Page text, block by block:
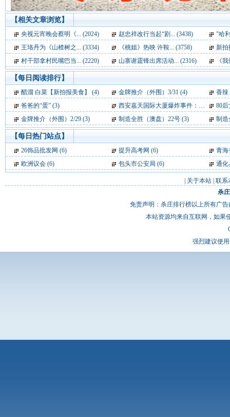
【相关文章浏览】
央视元宵晚会蔡明《... (2024) 赵忠祥改行当起“剧... (3438)
"哈
王珞丹为《山楂树之... (3334)
《桃姐》热映 许鞍... (3758)
新拍
村干部拿村民嘴巴当... (2220)
山寨谢霆锋出席活动... (2316) 《
【每日阅读排行】
醋溜 白菜【新拍报美食】 (4) 金牌推介（外围）3/31 (4)
香辣
爸爸的“蛋” (3)
西安嘉天国际大厦爆炸事件：基本确定为液化气爆炸 (3)
80后女
金牌推介（外围）2/29 (3)
制造全胜（澳盘）22号 (3) 制造
【每日热门站点】
26饰品批发网 (6) 提升高考网 (6)
青海
欧洲议会 (6) 包头市公安局 (6) 通化
关于本站 联系
杀
免责声明：杀庄排行榜以上所有广
本站资源均来自互联网，如果
强烈建议使